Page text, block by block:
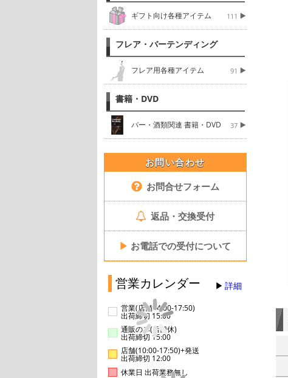
ギフト向け各種アイテム 111
フレア・バーテンディング
フレア用各種アイテム 91
書籍・DVD
バー・酒類関連 書籍・DVD 37
お問い合わせ
お問合せフォーム
返品・交換受付
▶ お電話での受付について
営業カレンダー 詳細
営業(店舗14:00-17:50)
出荷締切 15:00
通販のみ(店舗休)
出荷締切 15:00
店舗(10:00-17:50)+発送
出荷締切 12:00
休業日 出荷業務無し